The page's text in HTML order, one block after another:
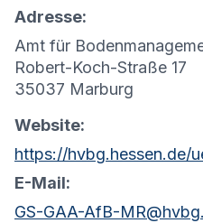
Adresse:
Amt für
Robert-Koch-Straße 17
35037 Marburg
Website:
E-Mail:
GS-GAA-AfB-